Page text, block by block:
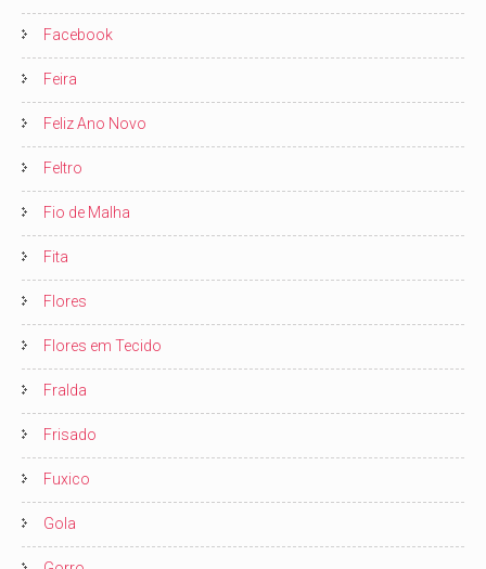
Facebook
Feira
Feliz Ano Novo
Feltro
Fio de Malha
Fita
Flores
Flores em Tecido
Fralda
Frisado
Fuxico
Gola